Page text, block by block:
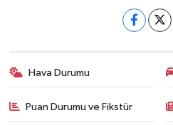
Hava Durumu
Puan Durumu ve Fikstür